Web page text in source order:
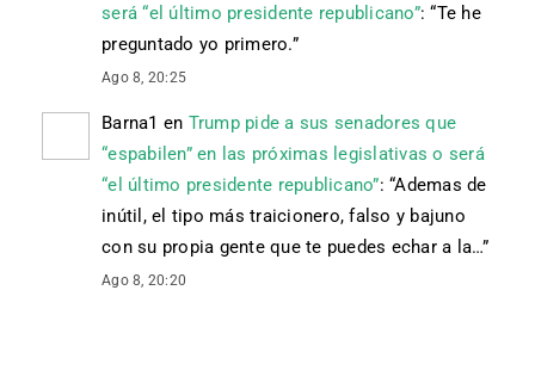
será “el último presidente republicano”: “Te he
preguntado yo primero.”
Ago 8, 20:25
Barna1 en Trump pide a sus senadores que
“espabilen” en las próximas legislativas o será
“el último presidente republicano”: “Ademas de
inútil, el tipo más traicionero, falso y bajuno
con su propia gente que te puedes echar a la…”
Ago 8, 20:20